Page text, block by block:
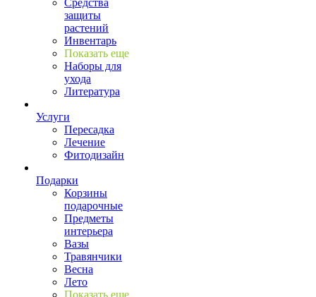
Средства
защиты
растений
Инвентарь
Показать еще
Наборы для
ухода
Литература
Услуги
Пересадка
Лечение
Фитодизайн
Подарки
Корзины
подарочные
Предметы
интерьера
Вазы
Травянчики
Весна
Лето